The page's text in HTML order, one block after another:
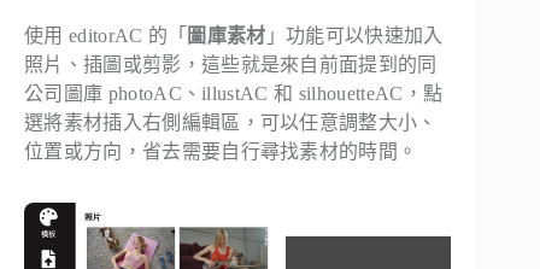
使用 editorAC 的「 圖庫素材 」功能可以快速加入
照片、插圖或剪影，這些就是來自前面提到的同
公司圖庫 photoAC、illustAC 和 silhouetteAC，點
選將素材插入右側編輯區，可以任意調整大小、
位置或方向，省去需要自行尋找素材的時間。